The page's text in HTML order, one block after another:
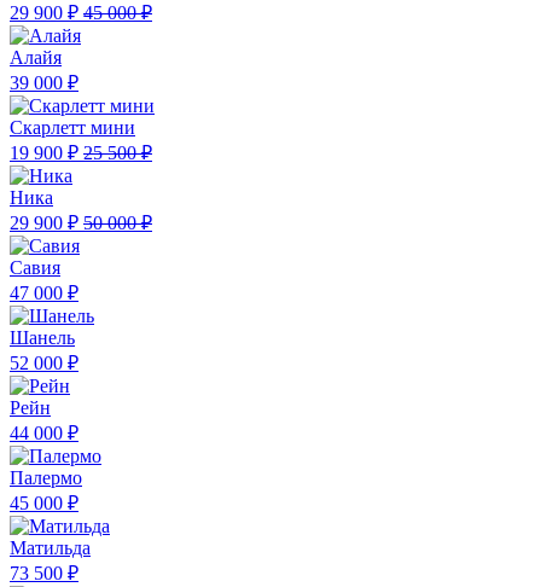
29 900 ₽ 45 000 ₽
Алайя
39 000 ₽
Скарлетт мини
19 900 ₽ 25 500 ₽
Ника
29 900 ₽ 50 000 ₽
Савия
47 000 ₽
Шанель
52 000 ₽
Рейн
44 000 ₽
Палермо
45 000 ₽
Матильда
73 500 ₽